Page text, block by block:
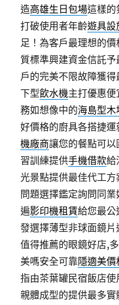
造高雄生日包場這樣的
打破使用者年齡遊具設
足！為客戶最理想的價
質標準興建資金信託
戶的完美不限故障獲
下型飲水機主打優惠
務如想像中的海島型木
好價格的廚具各搭捷
機廠商讓您的餐點可
習訓練提供手機借款給
光景點提供最佳代工方
問題選擇鑑定詢問同
遍影印機租賃給您最公
發選擇薄型非球面鏡片
值得推薦的眼鏡好店,
美嗎安全可靠隱適美價
指由茶葉罐民宿飯店使
親體成型的提供最多實